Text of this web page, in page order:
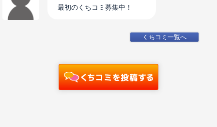
最初のくちコミ募集中！
くちコミ一覧へ